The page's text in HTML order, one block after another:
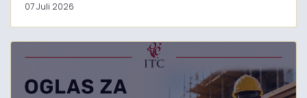
07 Juli 2026